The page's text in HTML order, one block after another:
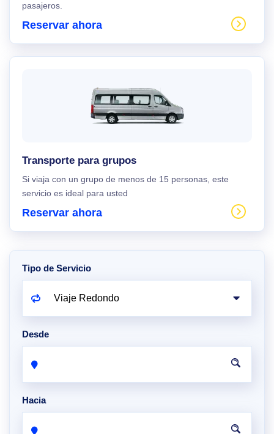
pasajeros.
Reservar ahora
Transporte para grupos
Si viaja con un grupo de menos de 15 personas, este
servicio es ideal para usted
Reservar ahora
Tipo de Servicio
Desde
Hacia